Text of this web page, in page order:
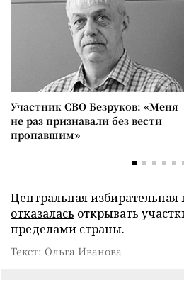
Участник СВО Безруков: «Меня
не раз признавали без вести
пропавшим»
Центральная
отказалась открывать
пределами страны.
Текст: Ольга Иванова